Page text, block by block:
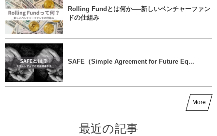
Rolling Fundとは何か──新しいベンチャーファン
ドの仕組み
SAFE（Simple Agreement for Future Eq...
More
最近の記事